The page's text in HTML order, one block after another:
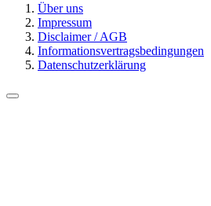
Über uns
Impressum
Disclaimer / AGB
Informationsvertragsbedingungen
Datenschutzerklärung